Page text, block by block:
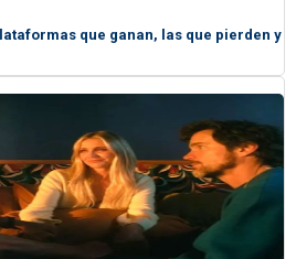
que ganan, las que pierden y